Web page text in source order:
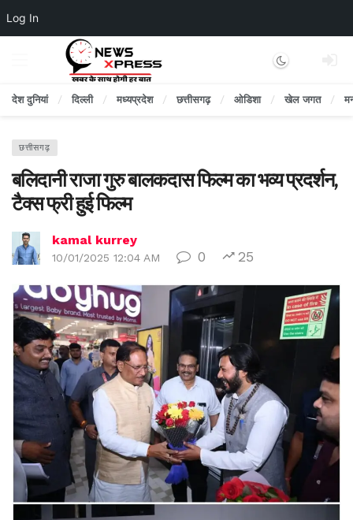
Log In
Dark mode
देश दुनियां दिल्ली मध्यप्रदेश छत्तीसगढ़ ओडिशा खेल जगत
छत्तीसगढ़
बलिदानी राजा गुरु बालकदास फिल्म का भव्य प्रदर्शन,
टैक्स फ्री हुई फिल्म
kamal kurrey
10/01/2025 12:04 AM 0 25